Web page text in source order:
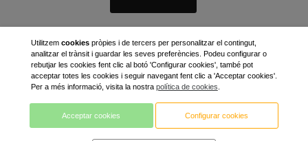
C / Gran Bretanya, 7 - Pol. Ind. Pla de Llerona
08520 les Franqueses del Vallès
Utilitzem cookiespròpies i de tercers per personalitzar el contingut,
analitzar el trànsit i guardar les seves preferències. Podeu configurar o
rebutjar les cookies fent clic al botó 'Configurar cookies', també pot
acceptar totes les cookies i seguir navegant fent clic a 'Acceptar cookies'.
Per a més informació, visita la nostra política de cookies
Acceptar cookies Configurar cookies